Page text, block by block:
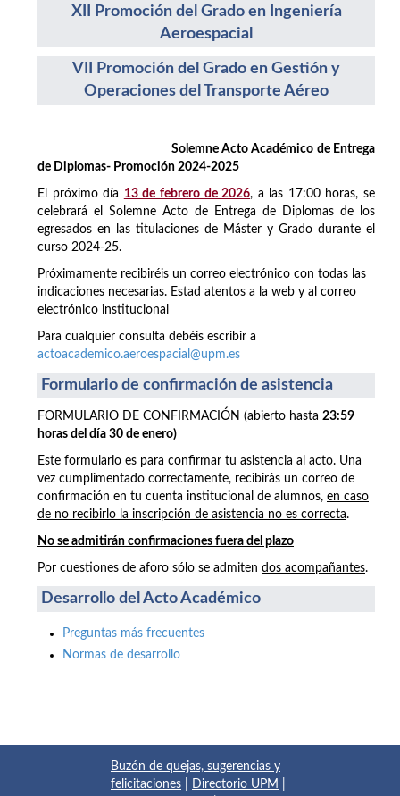
XII Promoción del Grado en Ingeniería
Aeroespacial
VII Promoción del Grado en Gestión y
Operaciones del Transporte Aéreo
Solemne Acto Académico de Entrega
de Diplomas- Promoción 2024-2025
El próximo día 13 de febrero de 2026, a las 17:00 horas, se
celebrará el Solemne Acto de Entrega de Diplomas de los
egresados en las titulaciones de Máster y Grado durante el
curso 2024-25.
Próximamente recibiréis un correo electrónico con todas las
indicaciones necesarias. Estad atentos a la web y al correo
electrónico institucional
Para cualquier consulta debéis escribir a
actoacademico.aeroespacial@upm.es
Formulario de confirmación de asistencia
FORMULARIO DE CONFIRMACIÓN (abierto hasta 23:59
horas del día 30 de enero)
Este formulario es para confirmar tu asistencia al acto. Una
vez cumplimentado correctamente, recibirás un correo de
confirmación en tu cuenta institucional de alumnos, en caso
de no recibirlo la inscripción de asistencia no es correcta.
No se admitirán confirmaciones fuera del plazo
Por cuestiones de aforo sólo se admiten dos acompañantes.
Desarrollo del Acto Académico
Preguntas más frecuentes
Normas de desarrollo
Buzón de quejas, sugerencias y
felicitaciones
Directorio UPM